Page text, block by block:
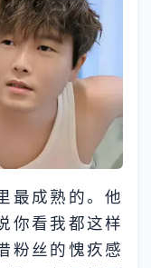
最成熟的。他
你看我都这样
粉丝的愧疚感